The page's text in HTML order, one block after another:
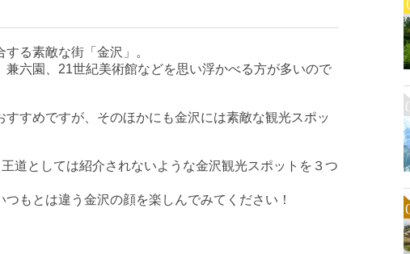
る素敵な街「金沢」。
六園、21世紀美術館などを思い浮かべる方が多いので
すめですが、そのほかにも金沢には素敵な観光スポッ
道としては紹介されないような金沢観光スポットを３つ
もとは違う金沢の顔を楽しんでみてください！